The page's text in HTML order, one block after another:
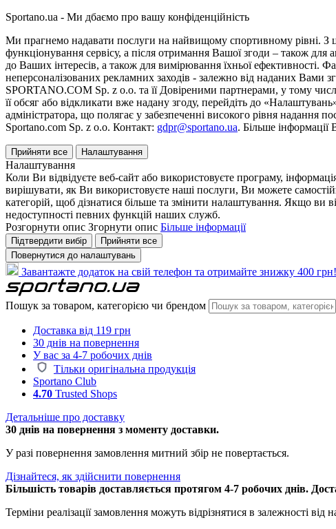
Sportano.ua - Ми дбаємо про вашу конфіденційність
Ми прагнемо надавати послуги на найвищому спортивному рівні. З
функціонування сервісу, а після отримання Вашої згоди – також для
до Ваших інтересів, а також для вимірювання їхньої ефективності.
неперсоналізованих рекламних заходів - залежно від наданих
SPORTANO.COM Sp. z o.o. та її Довіреними партнерами, у тому
її обсяг або відкликати вже надану згоду, перейдіть до
адміністратора, що полягає у забезпеченні високого рівня надання
Sportano.com Sp. z o.o. Контакт: gdpr@sportano.ua. Більше інформації
Прийняти все Налаштування
Налаштування
Коли Ви відвідуєте веб-сайт або використовуєте програму,
вирішувати, як Ви використовуєте наші послуги, Ви можете
категорій, щоб дізнатися більше та змінити налаштування. Якщо ви
недоступності певних функцій наших служб.
Розгорнути опис Згорнути опис Більше інформації
Підтвердити вибір
Прийняти все
Повернутися до налаштувань
Завантажте додаток на свій телефон та отримайте знижку 400 грн!
Пошук за товаром, категорією чи брендом
Доставка від 119 грн
30 днів на повернення
У вас за 4-7 робочих днів
Тільки оригінальна продукція
Sportano Club
4.70 Trusted Shops
Детальніше про доставку
30 днів на повернення з моменту доставки.
У разі повернення замовлення митний збір не повертається.
Дізнайтеся, як здійснити повернення
Більшість товарів доставляється протягом 4-7 робочих днів.
Терміни реалізації замовлення можуть відрізнятися в залежності від